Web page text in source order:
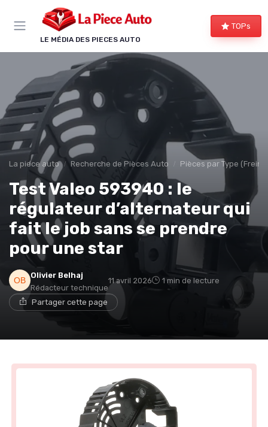
LE MÉDIA DES PIECES AUTO
TOPs
La piece auto Recherche de Pièces Auto Pièces par Type
Test Valeo 593940 : le
régulateur d’alternateur qui
fait le job sans se prendre
pour une star
Olivier Belhaj
Rédacteur technique
11 avril 2026 1 min de lecture
Partager cette page
Panneau de gestion des cookies